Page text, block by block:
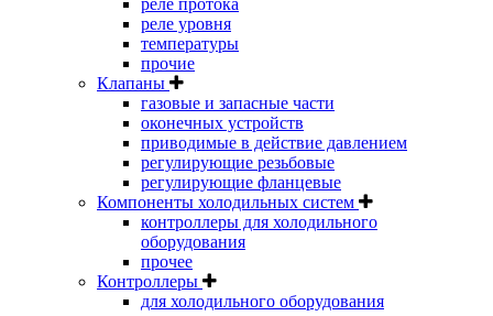
реле уровня
температуры
прочие
Клапаны
газовые и запасные части
оконечных устройств
приводимые в действие давлением
регулирующие резьбовые
регулирующие фланцевые
Компоненты холодильных систем
контроллеры для холодильного
оборудования
прочее
Контроллеры
для холодильного оборудования